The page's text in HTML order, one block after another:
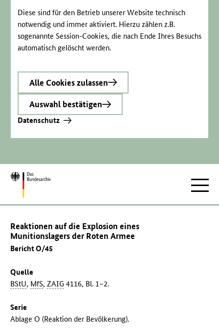
Diese sind für den Betrieb unserer Website technisch
notwendig und immer aktiviert. Hierzu zählen z.B.
sogenannte Session-Cookies, die nach Ende Ihres Besuchs
automatisch gelöscht werden.
Alle Cookies zulassen
Auswahl bestätigen
Datenschutz
Zur
Reaktionen auf die Explosion eines
Munitionslagers der Roten Armee
Bericht O/45
Quelle
BStU, MfS,ZAIG 4116, Bl. 1–2.
Serie
Ablage O (Reaktion der Bevölkerung).